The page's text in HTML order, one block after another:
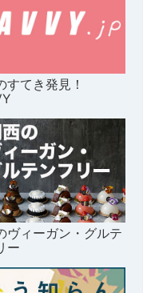
すてき発見！
ヴィーガン・グルテ
ー